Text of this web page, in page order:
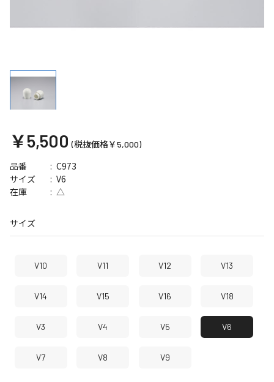
￥5,500 (税抜価格￥5,000)
品番 C973
サイズ V6
在庫 △
サイズ
V10 V11 V12 V13
V14 V15 V16 V18
V3 V4 V5 V6
V7 V8 V9